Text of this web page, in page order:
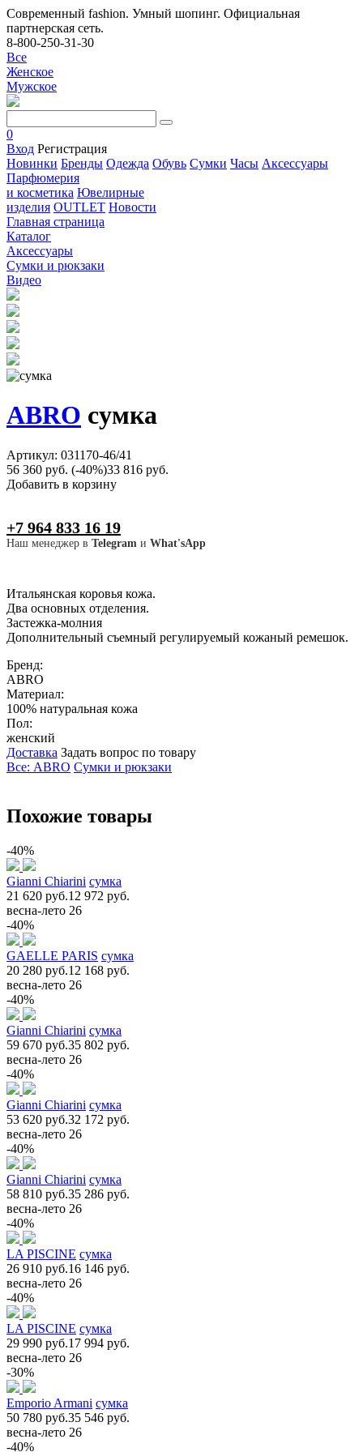
Современный fashion. Умный шопинг. Официальная
партнерская сеть.
8-800-250-31-30
Все
Женское
Мужское
0
Вход Регистрация
Новинки Бренды Одежда Обувь Сумки Часы Аксессуары
Парфюмерия
и косметика Ювелирные
изделия OUTLET Новости
Главная страница
Каталог
Аксессуары
Сумки и рюкзаки
Видео
ABRO сумка
Артикул: 031170-46/41
56 360 руб. (-40%)33 816 руб.
Добавить в корзину
+7 964 833 16 19
Наш менеджер в Telegram и What'sApp
Итальянская коровья кожа.
Два основных отделения.
Застежка-молния
Дополнительный съемный регулируемый кожаный ремешок.
Бренд:
ABRO
Материал:
100% натуральная кожа
Пол:
женский
Доставка Задать вопрос по товару
Все: ABRO Сумки и рюкзаки
Похожие товары
-40%
Gianni Chiarini сумка
21 620 руб.12 972 руб.
весна-лето 26
-40%
GAELLE PARIS сумка
20 280 руб.12 168 руб.
весна-лето 26
-40%
Gianni Chiarini сумка
59 670 руб.35 802 руб.
весна-лето 26
-40%
Gianni Chiarini сумка
53 620 руб.32 172 руб.
весна-лето 26
-40%
Gianni Chiarini сумка
58 810 руб.35 286 руб.
весна-лето 26
-40%
LA PISCINE сумка
26 910 руб.16 146 руб.
весна-лето 26
-40%
LA PISCINE сумка
29 990 руб.17 994 руб.
весна-лето 26
-30%
Emporio Armani сумка
50 780 руб.35 546 руб.
весна-лето 26
-40%